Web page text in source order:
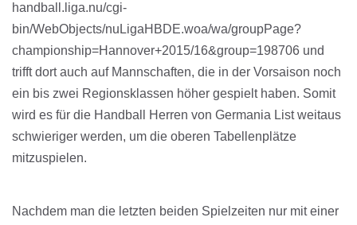
handball.liga.nu/cgi-
bin/WebObjects/nuLigaHBDE.woa/wa/groupPage?
championship=Hannover+2015/16&group=198706 und
trifft dort auch auf Mannschaften, die in der Vorsaison noch
ein bis zwei Regionsklassen höher gespielt haben. Somit
wird es für die Handball Herren von Germania List weitaus
schwieriger werden, um die oberen Tabellenplätze
mitzuspielen.
Nachdem man die letzten beiden Spielzeiten nur mit einer